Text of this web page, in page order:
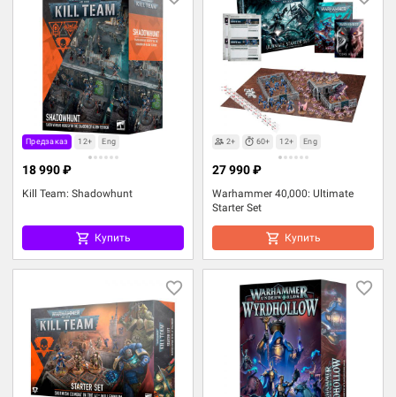
Предзаказ 12+ Eng
Kill Team: Shadowhunt
18 990 ₽
Купить
2+ 60+ 12+ Eng
Warhammer 40,000: Ultimate
Starter Set
27 990 ₽
Купить